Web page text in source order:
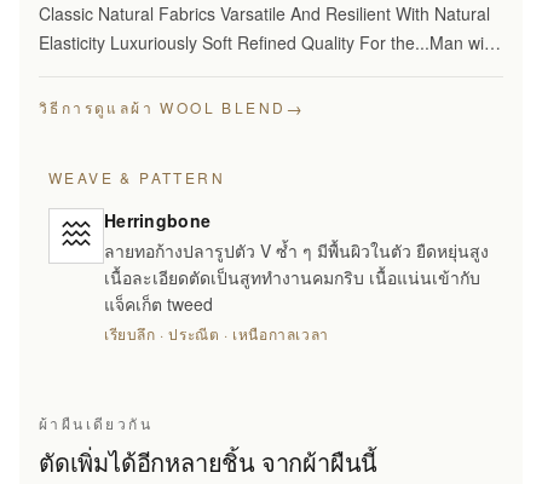
Classic Natural Fabrics Varsatile And Resilient With Natural
Elasticity Luxuriously Soft Refined Quality For the...Man with
Stylish…
วิธีการดูแลผ้า WOOL BLEND →
WEAVE & PATTERN
Herringbone
ลายทอก้างปลารูปตัว V ซ้ำ ๆ มีพื้นผิวในตัว ยืดหยุ่นสูง
เนื้อละเอียดตัดเป็นสูททำงานคมกริบ เนื้อแน่นเข้ากับ
แจ็คเก็ต tweed
เรียบลึก · ประณีต · เหนือกาลเวลา
ผ้าผืนเดียวกัน
ตัดเพิ่มได้อีกหลายชิ้น จากผ้าผืนนี้